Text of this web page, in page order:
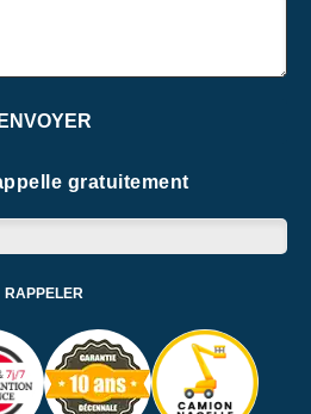
gratuitement